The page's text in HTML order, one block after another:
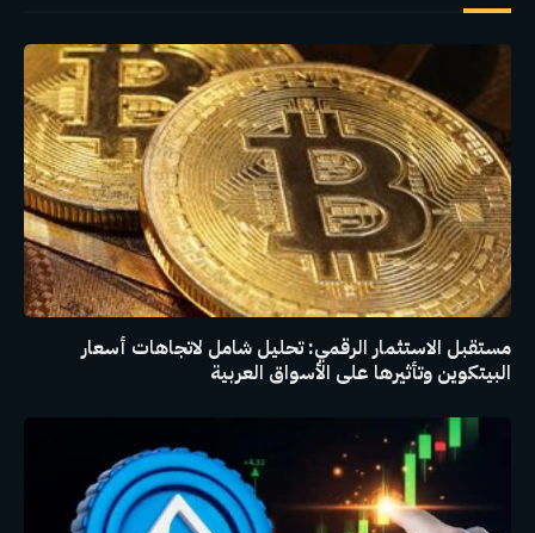
مستقبل الاستثمار الرقمي: تحليل شامل لاتجاهات أسعار
البيتكوين وتأثيرها على الأسواق العربية